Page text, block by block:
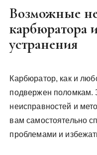
Возможные
карбюратора
устранения
Карбюратор, как и
подвержен поломкам.
неисправностей и
вам самостоятельно
проблемами и